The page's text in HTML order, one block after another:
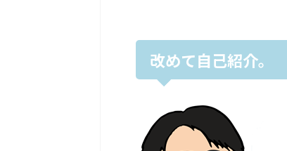
改めて自己紹介。